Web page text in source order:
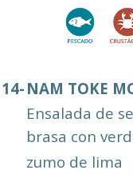
14- NAM TOKE
Ensalada de
brasa con
zumo de lima